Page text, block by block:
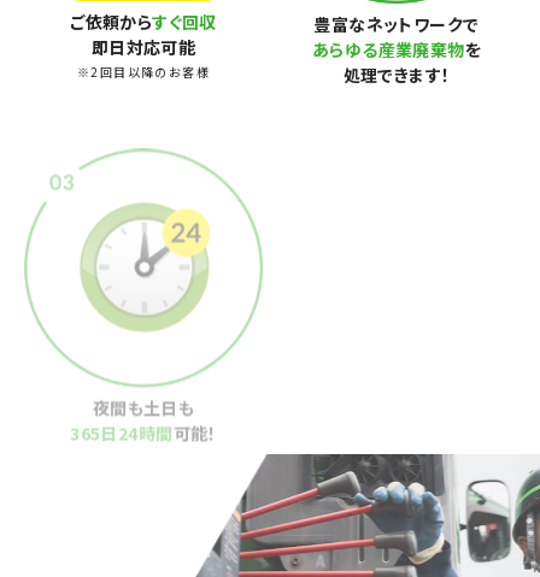
ご依頼からすぐ回収
即日対応可能
2回目以降のお客様
豊富なネットワークで
あらゆる産業廃棄物を
処理できます！
夜間も土日も
365日24時間